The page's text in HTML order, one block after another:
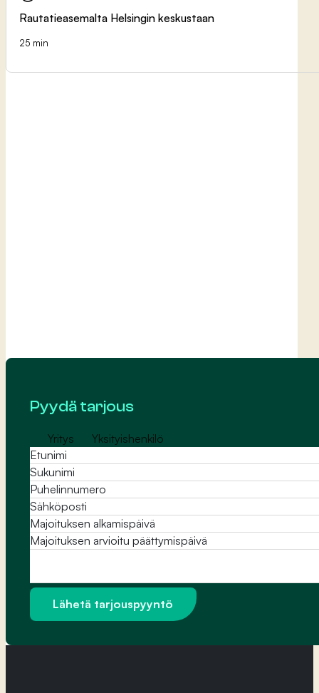
Rautatieasemalta Helsingin keskustaan
25 min
Pyydä tarjous
Yritys Yksityishenkilö
Viesti
Lähetä tarjouspyyntö